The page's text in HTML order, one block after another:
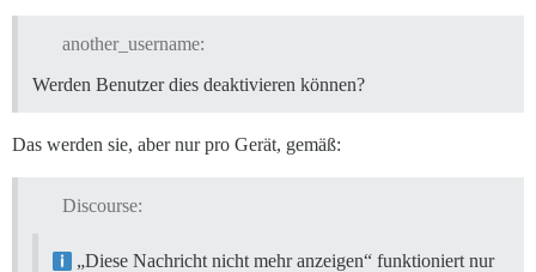
another_username:
Werden Benutzer dies deaktivieren können?
Das werden sie, aber nur pro Gerät, gemäß:
Discourse:
„Diese Nachricht nicht mehr anzeigen“ funktioniert nur